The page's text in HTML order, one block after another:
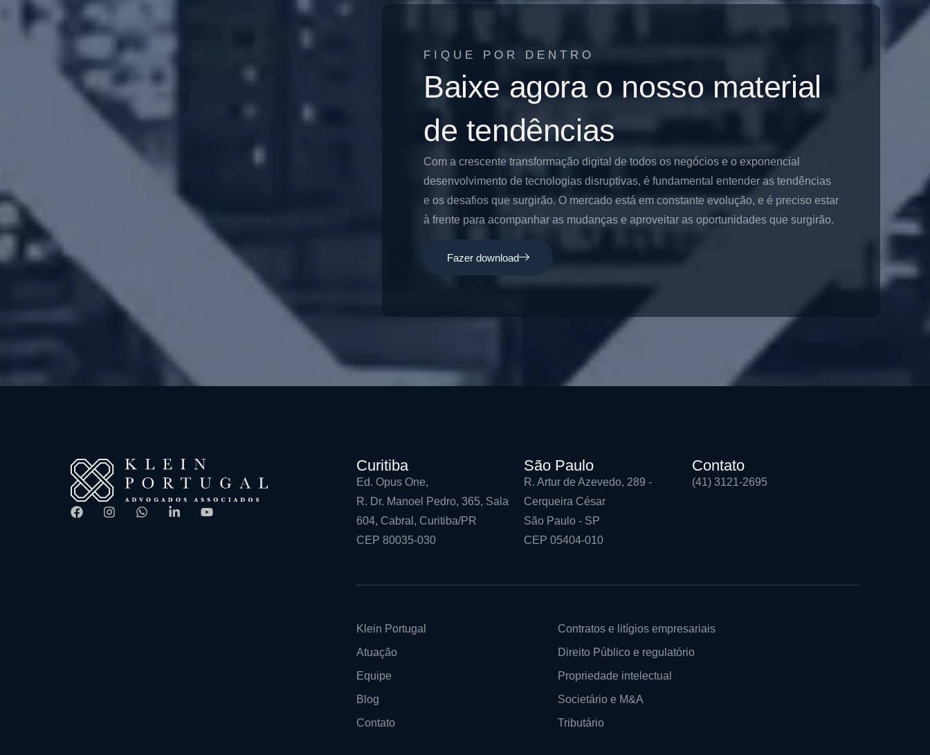
FIQUE POR DENTRO
Baixe agora o nosso material
de tendências
Com a crescente transformação digital de todos os negócios e o exponencial
desenvolvimento de tecnologias disruptivas, é fundamental entender as tendências
e os desafios que surgirão. O mercado está em constante evolução, e é preciso estar
à frente para acompanhar as mudanças e aproveitar as oportunidades que surgirão.
Fazer download
Curitiba
Ed. Opus One,
R. Dr. Manoel Pedro, 365, Sala
604, Cabral, Curitiba/PR
CEP 80035-030
São Paulo
R. Artur de Azevedo, 289 -
Cerqueira César
São Paulo - SP
CEP 05404-010
Contato
(41) 3121-2695
Klein Portugal
Atuação
Equipe
Blog
Contato
Contratos e litígios empresariais
Direito Público e regulatório
Propriedade intelectual
Societário e M&A
Tributário